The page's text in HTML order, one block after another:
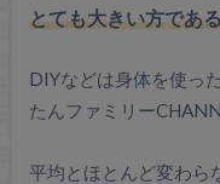
とても大きい方であ
DIYなどは身体を使っ
たんファミリー
平均とほとんど変わら